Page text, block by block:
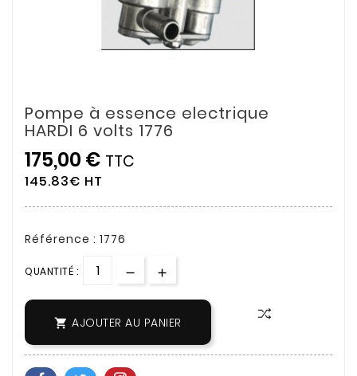
Pompe à essence electrique
HARDI 6 volts 1776
175,00 € TTC
145.83€ HT
Référence : 1776
QUANTITÉ :
 AJOUTER AU PANIER